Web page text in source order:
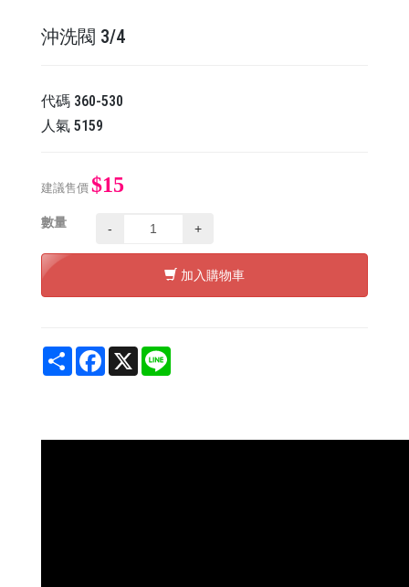
沖洗閥 3/4
代碼 360-530
人氣 5159
建議售價 $15
數量 - +
加入購物車
Share Facebook
X